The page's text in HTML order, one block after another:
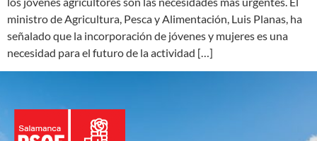
ministro de Agricultura, Pesca y Alimentación, Luis Planas, ha
señalado que la incorporación de jóvenes y mujeres es una
necesidad para el futuro de la actividad […]